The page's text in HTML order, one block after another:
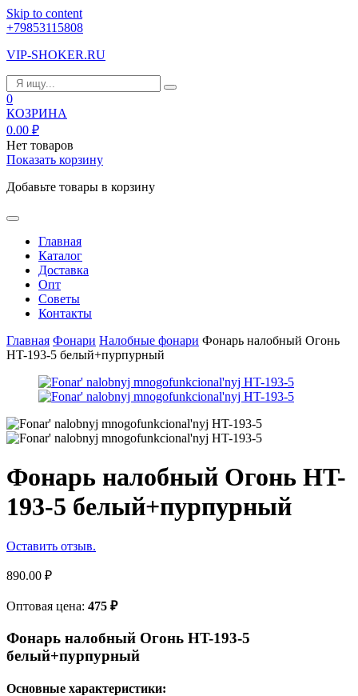
Skip to content
+79853115808
VIP-SHOKER.RU
0
КОЗРИНА
0.00 ₽
Нет товаров
Показать корзину
Добавьте товары в корзину
Главная
Каталог
Доставка
Опт
Советы
Контакты
Главная Фонари Налобные фонари Фонарь налобный Огонь
HT-193-5 белый+пурпурный
Фонарь налобный Огонь HT-
193-5 белый+пурпурный
Оставить отзыв.
890.00 ₽
Оптовая цена: 475 ₽
Фонарь налобный Огонь HT-193-5
белый+пурпурный
Основные характеристики: